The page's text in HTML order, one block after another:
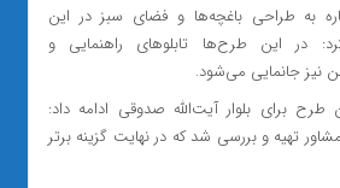
به طراحی باغچه‌ها و فضای سبز در این
در این طرح‌ها تابلوهای راهنمایی و
نیز جانمایی می‌شود.
طرح برای بلوار آیت‌الله صدوقی ادامه داد:
تهیه و بررسی شد که در نهایت گزینه برتر